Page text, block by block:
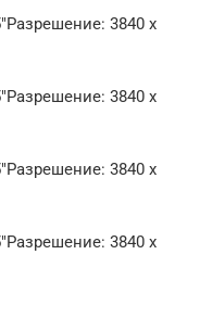
3840 x
3840 x
3840 x
3840 x